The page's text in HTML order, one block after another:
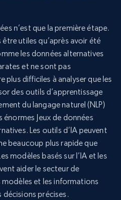
n’est que la première étape.
utiles qu’après avoir été
les données alternatives
et ne sont pas
plus difficiles à analyser que les
des outils d’apprentissage
du langage naturel (NLP)
énormes Jeux de données
Les outils d’IA peuvent
beaucoup plus rapide que
modèles basés sur l’IA et les
aider le secteur de
modèles et les informations
décisions précises.